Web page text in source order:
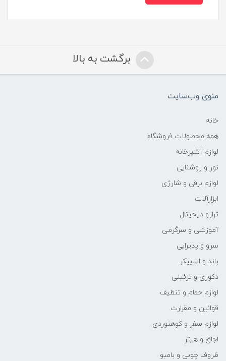
برگشت به بالا
منوی وب‌سایت
خانه
همه محصولات فروشگاه
لوازم آشپزخانه
نور و روشنایی
لوازم برقی و شارژی
ابزارآلات
ترازو دیجیتال
آموزشی و سرگرمی
سرو و پذیرایی
باند و اسپیکر
دکوری و تزئینی
لوازم حمام و تنظیف
قوانین و مقرارت
لوازم سفر و کوهنوردی
اجاق و هیتر
ظروف چوبی و بامبو